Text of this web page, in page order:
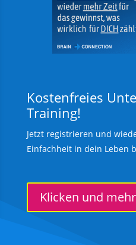
Kostenfreies
Training!
Jetzt registrieren und
Einfachheit in dein Leben
Klicken und